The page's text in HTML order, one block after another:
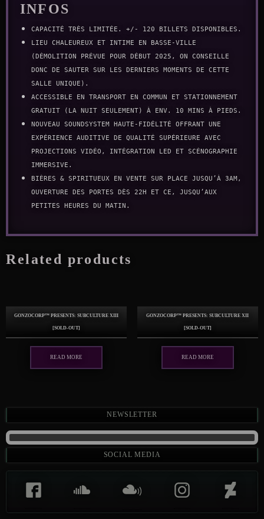
INFOS
Capacité TRÈS LIMITÉE. +/- 120 billets disponibles.
Lieu chaleureux et intime en Basse-Ville
(démolition prévue pour début 2025, on conseille
donc de sauter sur les derniers moments de cette
salle unique).
Accessible en transport en commun et stationnement
gratuit (la nuit seulement) à env. 10 mins à pieds.
Nouveau SOUNDSYSTEM haute-fidélité offrant une
expérience auditive de qualité supérieure avec
projections vidéo, intégration LED et scénographie
immersive.
Bières & spiritueux en vente sur place jusqu’à 3AM,
ouverture des portes dès 22h et ce, jusqu’aux
petites heures du matin.
Related products
GonzoCORP™ presents: Subculture XIII
[sold-out]
Read more
GonzoCORP™ presents: Subculture XII
[sold-out]
Read more
Newsletter
Social Media